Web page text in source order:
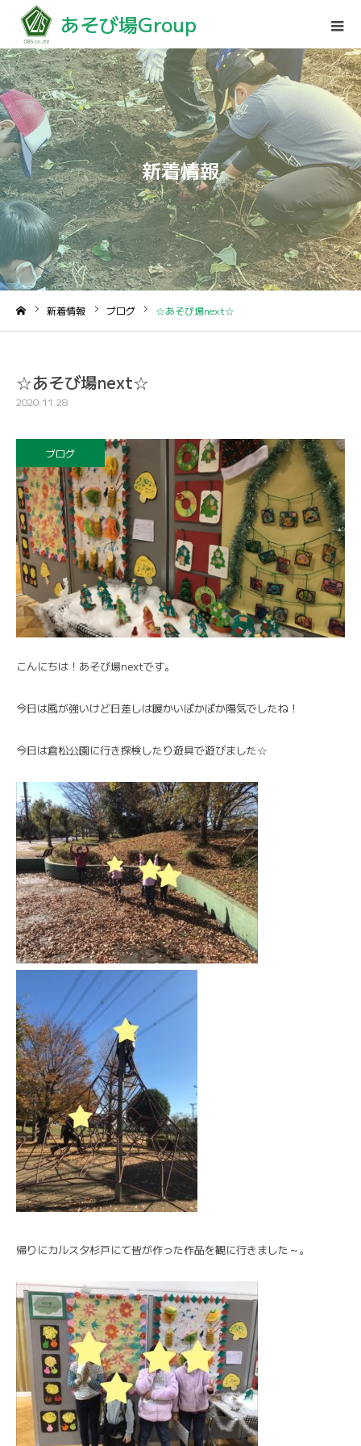
あそび場Group
新着情報
新着情報 ブログ ☆あそび場next☆
☆あそび場next☆
2020.11.28
ブログ
こんにちは！あそび場nextです。
今日は風が強いけど日差しは暖かいぽかぽか陽気でしたね！
今日は倉松公園に行き探検したり遊具で遊びました☆
帰りにカルスタ杉戸にて皆が作った作品を観に行きました～。